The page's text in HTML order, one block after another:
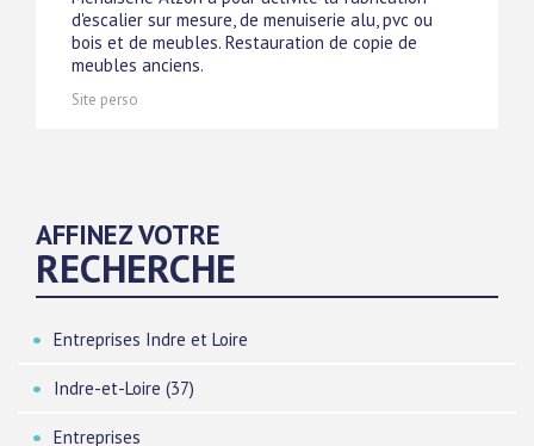
d'escalier sur mesure, de menuiserie alu, pvc ou
bois et de meubles. Restauration de copie de
meubles anciens.
Site perso
AFFINEZ VOTRE
RECHERCHE
Entreprises Indre et Loire
Indre-et-Loire (37)
Entreprises